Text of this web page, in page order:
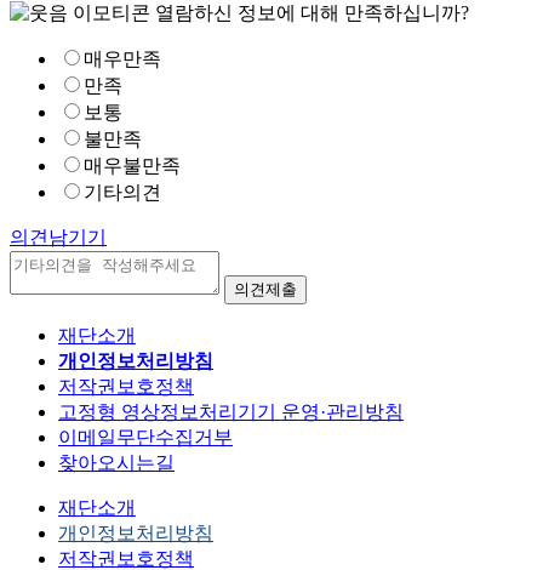
열람하신 정보에 대해 만족하십니까?
매우만족
만족
보통
불만족
매우불만족
기타의견
의견남기기
재단소개
개인정보처리방침
저작권보호정책
고정형 영상정보처리기기 운영·관리방침
이메일무단수집거부
찾아오시는길
재단소개
개인정보처리방침
저작권보호정책